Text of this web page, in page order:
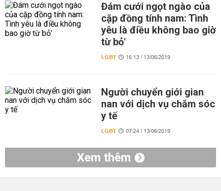
Đám cưới ngọt ngào của
cặp đồng tính nam: Tình
yêu là điều không bao giờ
từ bỏ'
LGBT 16:13 | 13/06/2019
Người chuyển giới gian
nan với dịch vụ chăm sóc
y tế
LGBT 07:24 | 13/06/2019
Xem thêm